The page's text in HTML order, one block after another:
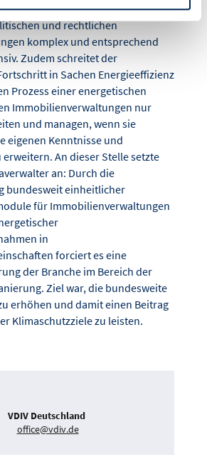
Akteure und der zu
und rechtlichen
komplex und entsprechend
Zudem schreitet der
in Sachen Energieeffizienz
Prozess einer energetischen
Immobilienverwaltungen nur
und managen, wenn sie
eigenen Kenntnisse und
erweitern. An dieser Stelle setzte
an: Durch die
bundesweit einheitlicher
für Immobilienverwaltungen
in
forciert es eine
der Branche im Bereich der
Ziel war, die bundesweite
erhöhen und damit einen Beitrag
Klimaschutzziele zu leisten.
VDIV Deutschland
office@vdiv.de